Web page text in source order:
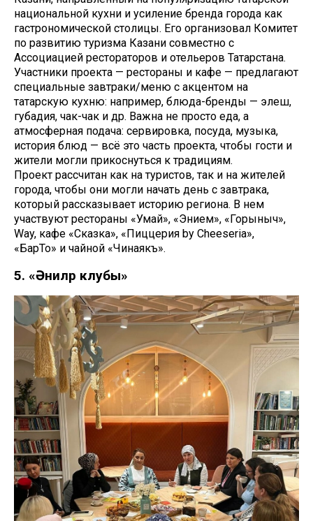
национальной кухни и усиление бренда города как
гастрономической столицы. Его организовал Комитет
по развитию туризма Казани совместно с
Ассоциацией рестораторов и отельеров Татарстана.
Участники проекта — рестораны и кафе — предлагают
специальные завтраки/меню с акцентом на
татарскую кухню: например, блюда-бренды — элеш,
губадия, чак-чак и др. Важна не просто еда, а
атмосферная подача: сервировка, посуда, музыка,
история блюд — всё это часть проекта, чтобы гости и
жители могли прикоснуться к традициям.
Проект рассчитан как на туристов, так и на жителей
города, чтобы они могли начать день с завтрака,
который рассказывает историю региона. В нем
участвуют рестораны «Умай», «Энием», «Горыныч»,
Way, кафе «Сказка», «Пиццерия by Cheeseria»,
«БарТо» и чайной «Чинаякъ».
5. «Әниләр клубы»